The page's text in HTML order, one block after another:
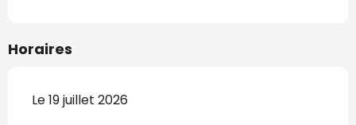
Horaires
Le 19 juillet 2026